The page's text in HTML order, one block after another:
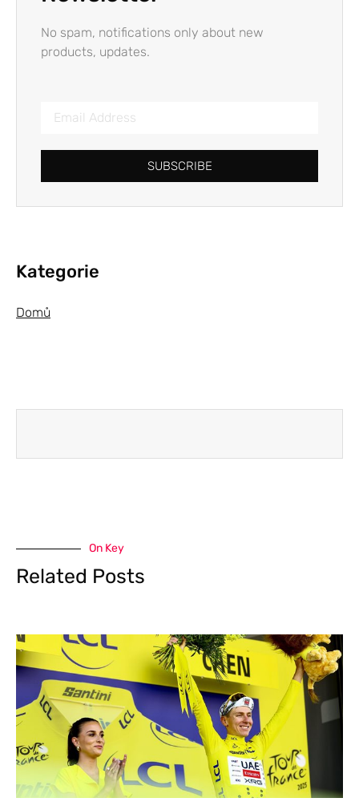
No spam, notifications only about new
products, updates.
SUBSCRIBE
Kategorie
Domů
On Key
Related Posts